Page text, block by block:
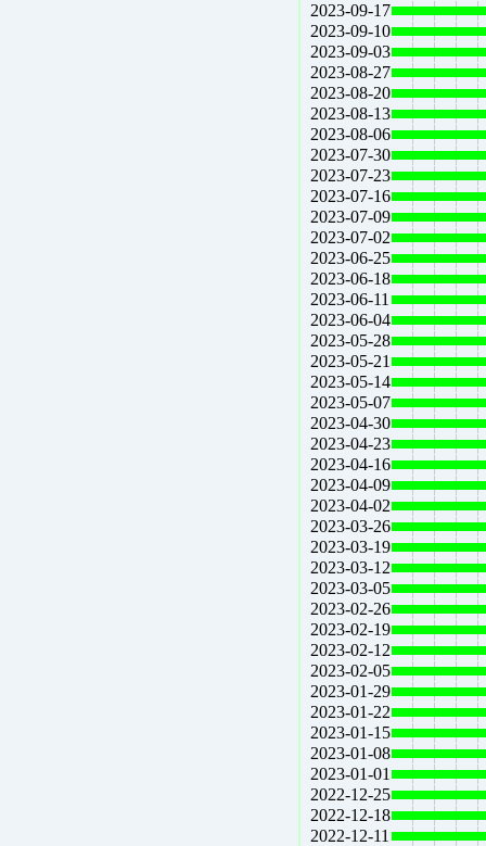
2023-09-17
2023-09-10
2023-09-03
2023-08-27
2023-08-20
2023-08-13
2023-08-06
2023-07-30
2023-07-23
2023-07-16
2023-07-09
2023-07-02
2023-06-25
2023-06-18
2023-06-11
2023-06-04
2023-05-28
2023-05-21
2023-05-14
2023-05-07
2023-04-30
2023-04-23
2023-04-16
2023-04-09
2023-04-02
2023-03-26
2023-03-19
2023-03-12
2023-03-05
2023-02-26
2023-02-19
2023-02-12
2023-02-05
2023-01-29
2023-01-22
2023-01-15
2023-01-08
2023-01-01
2022-12-25
2022-12-18
2022-12-11